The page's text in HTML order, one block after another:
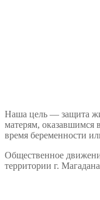
Наша цель — защита
матерям, оказавшимся
время беременности
Общественное
территории г.